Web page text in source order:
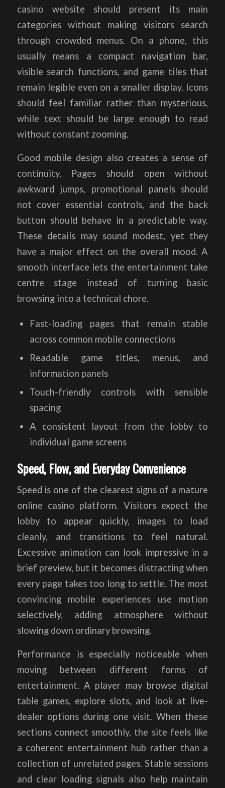
casino website should present its main
categories without making visitors search
through crowded menus. On a phone, this
usually means a compact navigation bar,
visible search functions, and game tiles that
remain legible even on a smaller display. Icons
should feel familiar rather than mysterious,
while text should be large enough to read
without constant zooming.
Good mobile design also creates a sense of
continuity. Pages should open without
awkward jumps, promotional panels should
not cover essential controls, and the back
button should behave in a predictable way.
These details may sound modest, yet they
have a major effect on the overall mood. A
smooth interface lets the entertainment take
centre stage instead of turning basic
browsing into a technical chore.
Fast-loading pages that remain stable
across common mobile connections
Readable game titles, menus, and
information panels
Touch-friendly controls with sensible
spacing
A consistent layout from the lobby to
individual game screens
Speed, Flow, and Everyday Convenience
Speed is one of the clearest signs of a mature
online casino platform. Visitors expect the
lobby to appear quickly, images to load
cleanly, and transitions to feel natural.
Excessive animation can look impressive in a
brief preview, but it becomes distracting when
every page takes too long to settle. The most
convincing mobile experiences use motion
selectively, adding atmosphere without
slowing down ordinary browsing.
Performance is especially noticeable when
moving between different forms of
entertainment. A player may browse digital
table games, explore slots, and look at live-
dealer options during one visit. When these
sections connect smoothly, the site feels like
a coherent entertainment hub rather than a
collection of unrelated pages. Stable sessions
and clear loading signals also help maintain